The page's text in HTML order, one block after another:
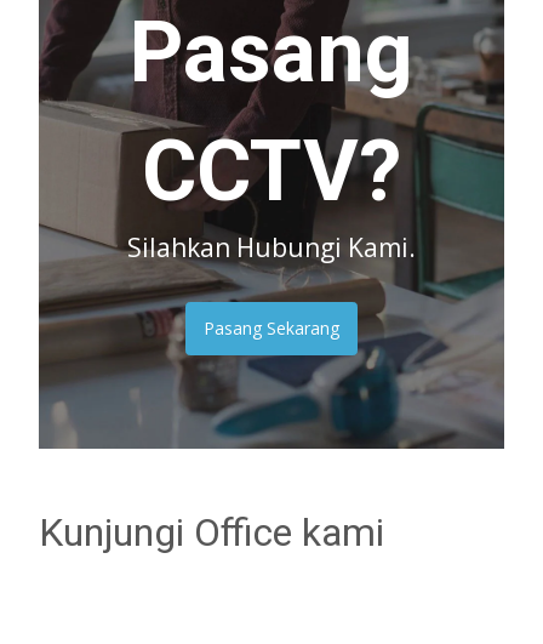
Pasang
CCTV?
Silahkan Hubungi Kami.
Pasang Sekarang
Kunjungi Office kami